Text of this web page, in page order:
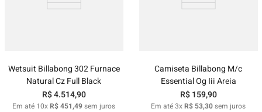
Wetsuit Billabong 302 Furnace
Natural Cz Full Black
R$4.514,90
Em até 10xR$451,49sem juros
Camiseta Billabong M/c
Essential Og Iii Areia
R$ 159,90
Em até3xR$ 53,30sem juros